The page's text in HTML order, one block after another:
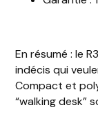
En résumé : le
indécis qui
Compact et
“walking desk”